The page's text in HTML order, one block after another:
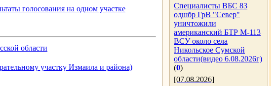
голосования на одном участке
области
участку Измаила и района)
Специалисты ВБС 83
одшбр ГрВ "Север"
уничтожили
американский БТР М-113
ВСУ около села
Никольское Сумской
области(видео 6.08.2026г)
(0)
[07.08.2026]